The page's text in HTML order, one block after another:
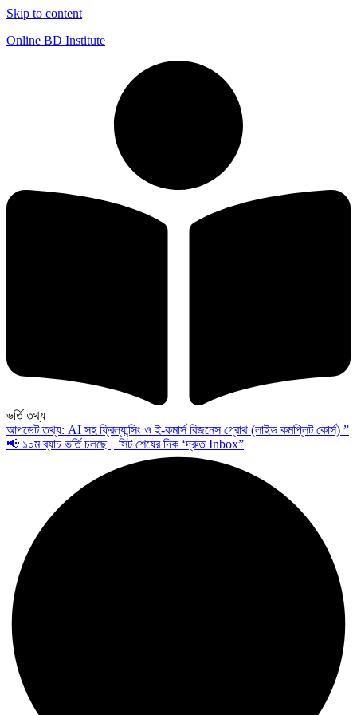
Skip to content
Online BD Institute
ভর্তি তথ্য
আপডেট তথ্য: AI সহ ফ্রিল্যান্সিং ও ই-কমার্স বিজনেস গ্রোথ (লাইভ কমপ্লিট কোর্স) ”
📢 ১০ম ব্যাচ ভর্তি চলছে। সিট শেষের দিক ‘দ্রুত Inbox”